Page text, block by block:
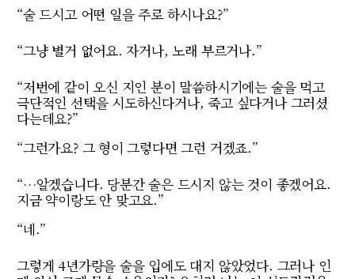
“술 드시고 어떤 일을 주로 하시나요?”
“그냥 별거 없어요. 자거나, 노래 부르거나.”
“저번에 같이 오신 지인 분이 말씀하시기에는 술을 먹고
극단적인 선택을 시도하신다거나, 죽고 싶다거나 그러셨
다는데요?”
“그런가요? 그 형이 그렇다면 그런 거겠죠.”
“…알겠습니다. 당분간 술은 드시지 않는 것이 좋겠어요.
지금 약이랑도 안 맞고요.”
“네.”
그렇게 4년가량을 술을 입에도 대지 않았었다. 그러나 인